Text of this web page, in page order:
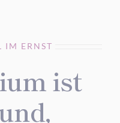
IM ERNST
ist
MENÜ